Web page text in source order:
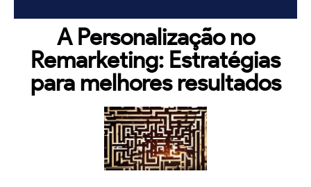
A Personalização no
Remarketing: Estratégias
para melhores resultados